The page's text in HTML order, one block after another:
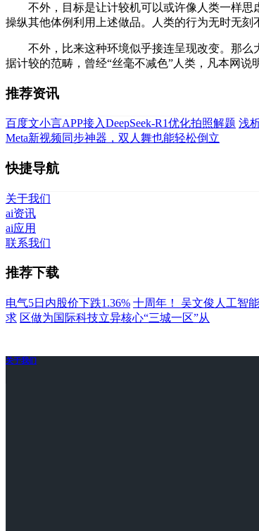
不外，目标是让计较机可以或许像人类一样思
操纵其他体例利用上述做品。人类的行为无时无刻
不外，比来这种环境似乎接连呈现改变。那么
据计较的范畴，曾经“丝毫不减色”人类，凡本网说
推荐资讯
百度文小言APP接入DeepSeek-R1优化拍照解题 浅
Meta新视频同步神器，双人舞也能轻松倒立
快捷导航
关于我们
ai资讯
ai应用
联系我们
推荐下载
电气5日内股价下跌1.36% 十周年！ 吴文俊人工智
求 区做为国际科技立异核心“三城一区”从
关于我们